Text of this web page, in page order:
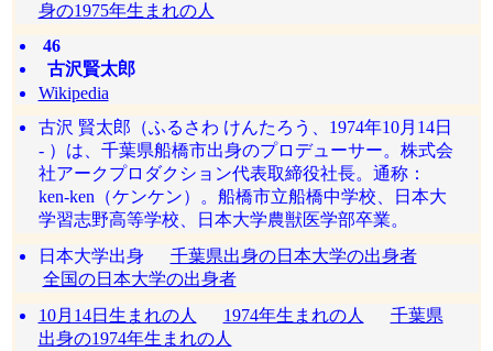
身の1975年生まれの人
46
古沢賢太郎
Wikipedia
古沢 賢太郎（ふるさわ けんたろう、1974年10月14日
- ）は、千葉県船橋市出身のプロデューサー。株式会
社アークプロダクション代表取締役社長。通称：
ken-ken（ケンケン）。船橋市立船橋中学校、日本大
学習志野高等学校、日本大学農獣医学部卒業。
日本大学出身 千葉県出身の日本大学の出身者
全国の日本大学の出身者
10月14日生まれの人
1974年生まれの人
千葉県
出身の1974年生まれの人